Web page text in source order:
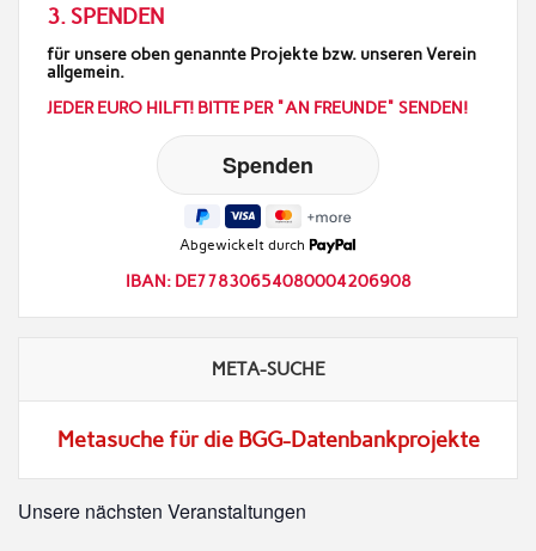
3. SPENDEN
für unsere oben genannte Projekte bzw. unseren Verein
allgemein.
JEDER EURO HILFT! BITTE PER "AN FREUNDE" SENDEN!
Abgewickelt durch
IBAN: DE77830654080004206908
META-SUCHE
Metasuche für die BGG-Datenbankprojekte
Unsere nächsten Veranstaltungen